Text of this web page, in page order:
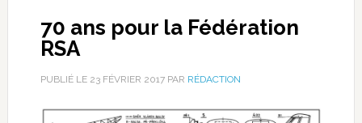
70 ans pour la Fédération
RSA
PUBLIÉ LE 23 FÉVRIER 2017PAR RÉDACTION